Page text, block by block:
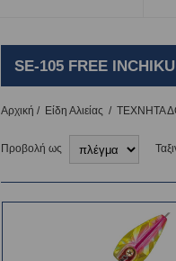
SE-105 FREE INCHIKU
Αρχική / Είδη Αλιείας / ΤΕΧΝΗΤΑ
Προβολή ως